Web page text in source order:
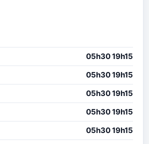
05h30 19h15
05h30 19h15
05h30 19h15
05h30 19h15
05h30 19h15